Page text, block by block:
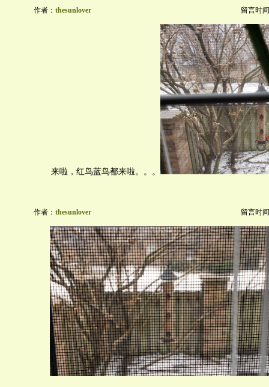
作者： thesunlover 留言时
来啦，红鸟蓝鸟都来啦。。。
作者： thesunlover 留言时